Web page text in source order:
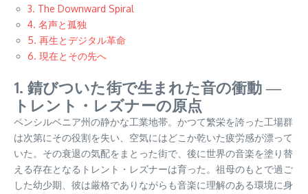
3. The Downward Spiral
4. 名声と孤独
5. 再生とデジタル革命
6. 現在とその先へ
1. 錆びついた街で生まれた音の衝動 ―
トレント・レズナーの原点
ペンシルベニア州の静かな工業地帯。かつて繁栄を誇った工場群
は次第にその役割を失い、空気にはどこか乾いた疲労感が漂って
いた。その衰退の気配をまとった街で、後に世界の音楽を塗り替
える存在となるトレント・レズナーは育った。祖母のもとで過ご
した幼少期、彼は厳格でありながらも音楽に理解のある環境に身